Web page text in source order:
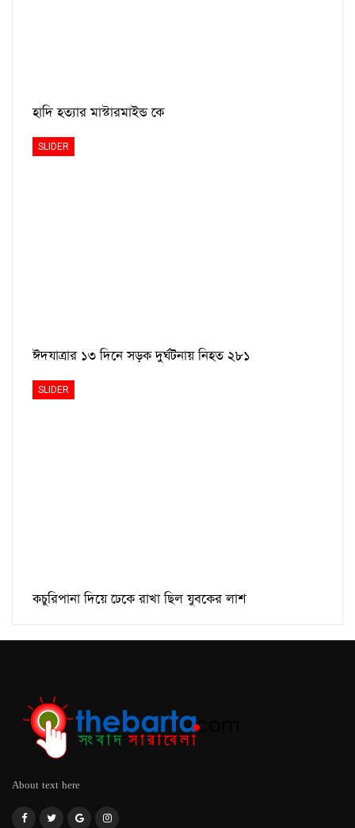
হাদি হত্যার মাস্টারমাইন্ড কে
SLIDER
ঈদযাত্রার ১৩ দিনে সড়ক দুর্ঘটনায় নিহত ২৮১
SLIDER
কচুরিপানা দিয়ে ঢেকে রাখা ছিল যুবকের লাশ
About text here